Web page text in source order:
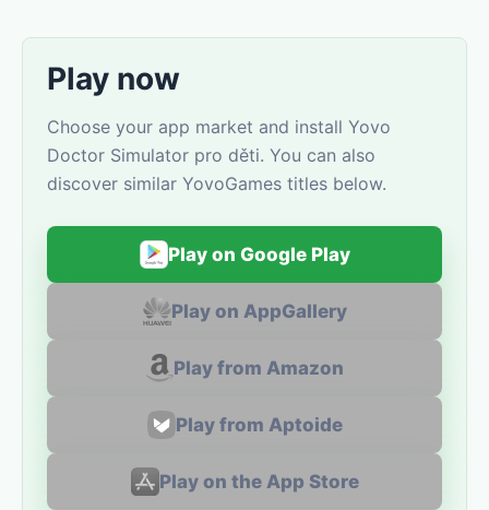
Play now
Choose your app market and install Yovo
Doctor Simulator pro děti. You can also
discover similar YovoGames titles below.
Play on Google Play
Play on AppGallery
Play from Amazon
Play from Aptoide
Play on the App Store